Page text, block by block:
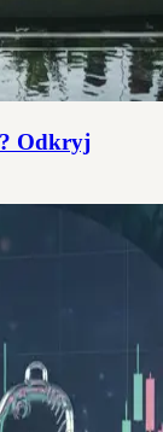
Odkryj